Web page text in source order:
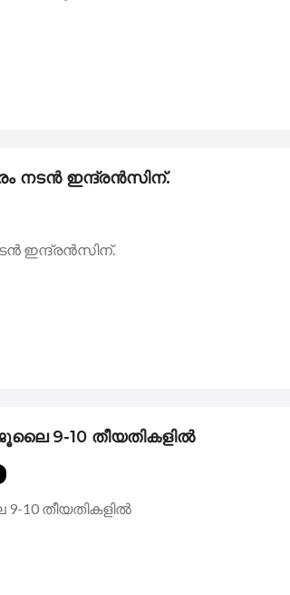
മത്സരംവിജയികളെ പ്രഖ്യാപിച്ചു
നടൻ ഇന്ദ്രൻസിന്.
ഇന്ദ്രൻസിന്.
9-10 തീയതികളിൽ
10 തീയതികളിൽ